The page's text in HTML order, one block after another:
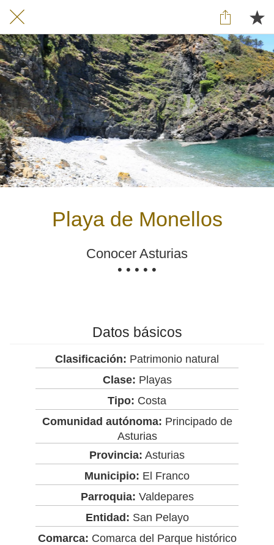
Playa de Monellos
Conocer Asturias
• • • • •
Datos básicos
Clasificación: Patrimonio natural
Clase: Playas
Tipo: Costa
Comunidad autónoma: Principado de
Asturias
Provincia: Asturias
Municipio: El Franco
Parroquia: Valdepares
Entidad: San Pelayo
Comarca: Comarca del Parque histórico